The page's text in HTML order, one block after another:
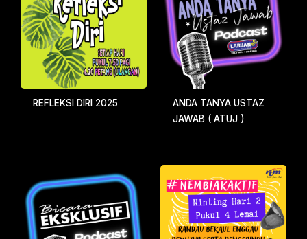
REFLEKSI DIRI 2025
ANDA TANYA USTAZ
JAWAB ( ATUJ )